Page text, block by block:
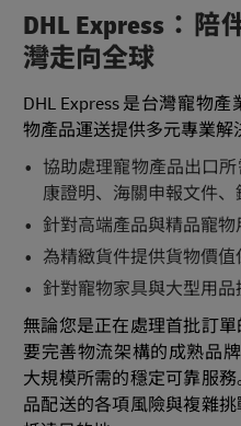
DHL Express：
灣走向全球
DHL Express 是台灣寵物
物產品運送提供多元專業解
協助處理寵物產品出口
康證明、海關申報文件、
針對高端產品與精品寵
為精緻貨件提供貨物價值
針對寵物家具與大型用
無論您是正在處理首批訂
要完善物流架構的成熟品
大規模所需的穩定可靠服
品配送的各項風險與複雜